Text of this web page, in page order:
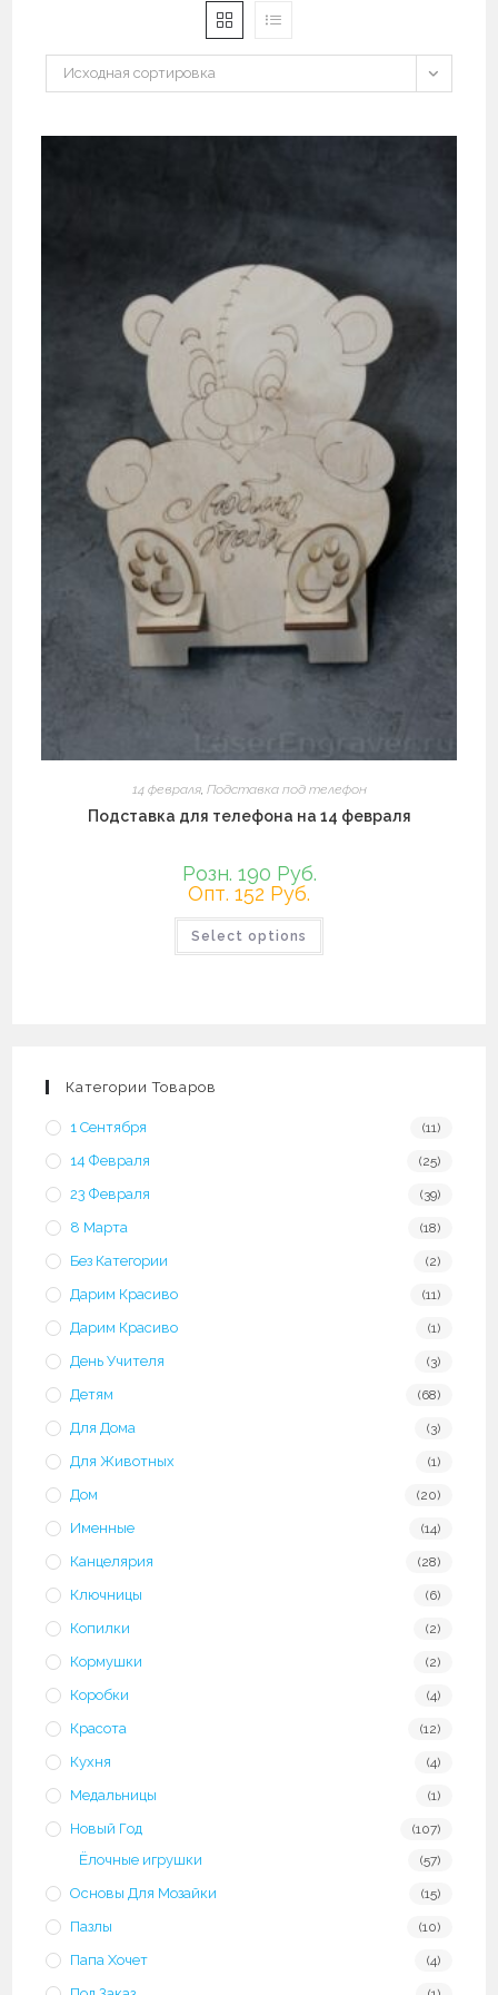
Исходная сортировка
14 февраля, Подставка под телефон
Подставка для телефона на 14 февраля
Розн. 190 Руб.
Опт. 152 Руб.
Select options
имеет
Категории Товаров
1 Сентября (11)
14 Февраля (25)
23 Февраля (39)
8 Марта (18)
Без Категории (2)
Дарим Красиво (11)
Дарим Красиво (1)
День Учителя (3)
Детям (68)
Для Дома (3)
Для Животных (1)
Дом (20)
Именные (14)
Канцелярия (28)
Ключницы (6)
Копилки (2)
Кормушки (2)
Коробки (4)
Красота (12)
Кухня (4)
Медальницы (1)
Новый Год (107)
Ёлочные игрушки (57)
Основы Для Мозайки (15)
Пазлы (10)
Папа Хочет (4)